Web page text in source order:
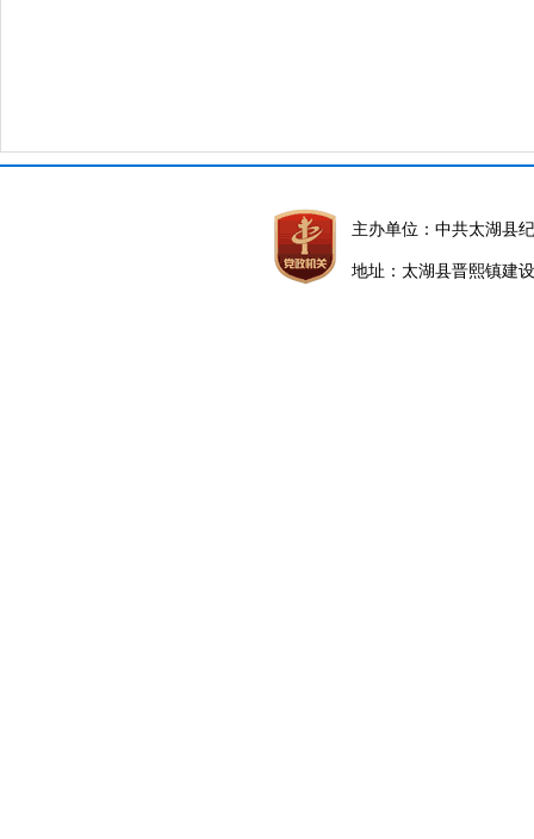
主办单位：中共太湖县
地址：太湖县晋熙镇建